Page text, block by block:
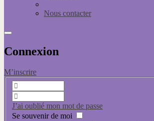
Nous contacter
Connexion
M’inscrire
J’ai oublié mon mot de passe
Se souvenir de moi